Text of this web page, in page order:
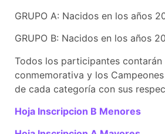
GRUPO A: Nacidos en los años
GRUPO B: Nacidos en los años
Todos los participantes contarán
conmemorativa y los
de cada categoría con sus
Hoja Inscripcion B Menores